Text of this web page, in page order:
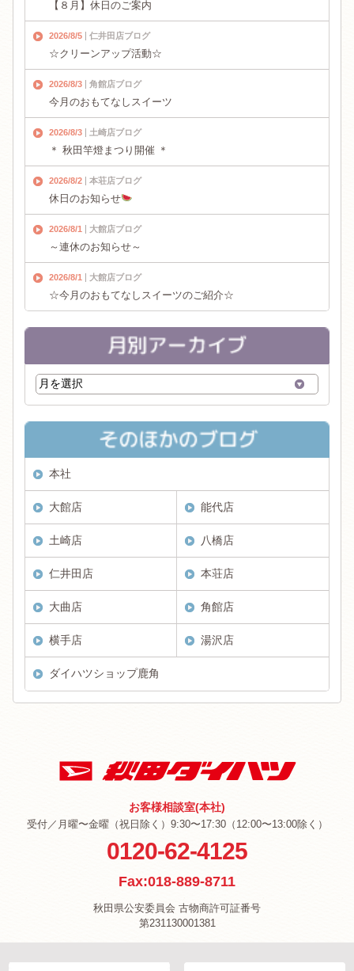
【８月】休日のご案内
2026/8/5 仁井田店ブログ
☆クリーンアップ活動☆
2026/8/3 角館店ブログ
今月のおもてなしスイーツ
2026/8/3 土崎店ブログ
＊ 秋田竿燈まつり開催 ＊
2026/8/2 本荘店ブログ
休日のお知らせ
2026/8/1 大館店ブログ
～連休のお知らせ～
2026/8/1 大館店ブログ
☆今月のおもてなしスイーツのご紹介☆
本社
大館店 能代店
土崎店 八橋店
仁井田店 本荘店
大曲店 角館店
横手店 湯沢店
ダイハツショップ鹿角
お客様相談室(本社)
受付／月曜〜金曜（祝日除く）9:30〜17:30（12:00〜13:00除く）
0120-62-4125
Fax:018-889-8711
秋田県公安委員会 古物商許可証番号
第231130001381